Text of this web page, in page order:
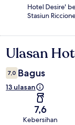
Hotel Desire'
Stasiun
Ulasan
Ulasan
7,0 Bagus
13 ulasan
7,6
Kebersihan